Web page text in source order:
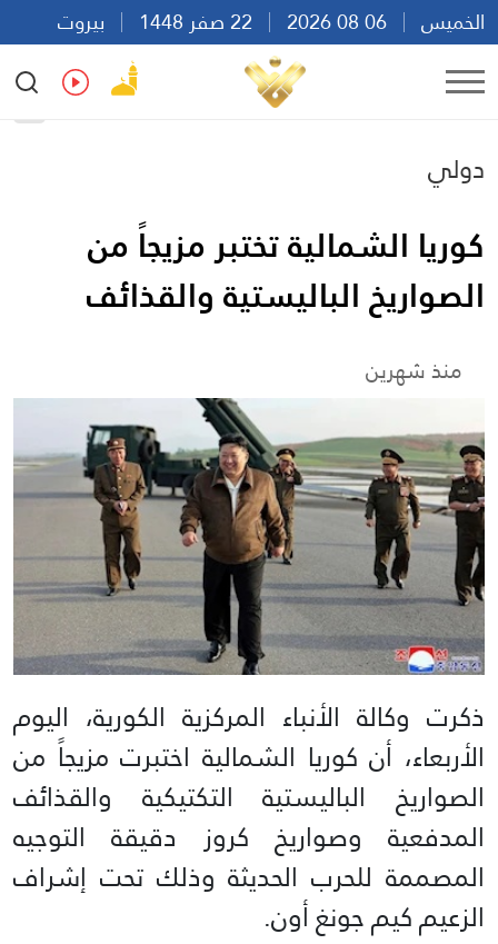
الخميس
بيروت
13:28
Ar
دولي
كوريا الشمالية تختبر مزيجاً من
الصواريخ الباليستية والقذائف
منذ شهرين
ذكرت وكالة الأنباء المركزية الكورية، اليوم
الأربعاء، ​أن كوريا الشمالية اختبرت مزيجاً من
‌الصواريخ الباليستية التكتيكية والقذائف
المدفعية وصواريخ كروز دقيقة التوجيه
المصممة للحرب الحديثة وذلك تحت ​إشراف
الزعيم كيم جونغ أون.